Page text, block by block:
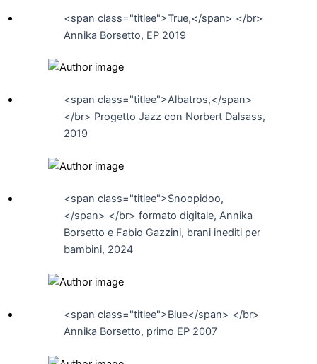
<span class="titlee">True,</span> </br>
Annika Borsetto, EP 2019
<span class="titlee">Albatros,</span>
</br> Progetto Jazz con Norbert Dalsass,
2019
<span class="titlee">Snoopidoo,
</span> </br> formato digitale, Annika
Borsetto e Fabio Gazzini, brani inediti per
bambini, 2024
<span class="titlee">Blue</span> </br>
Annika Borsetto, primo EP 2007